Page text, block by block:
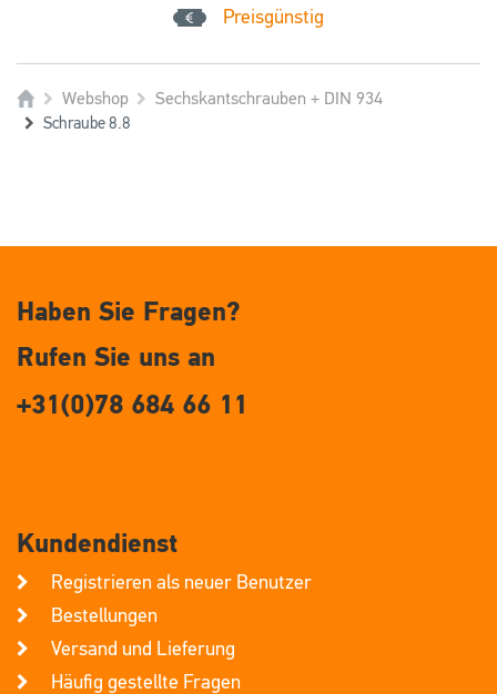
Preisgünstig
Webshop Sechskantschrauben + DIN 934
Schraube 8.8
Haben Sie Fragen?
Rufen Sie uns an
+31(0)78 684 66 11
Kundendienst
Registrieren als neuer Benutzer
Bestellungen
Versand und Lieferung
Häufig gestellte Fragen